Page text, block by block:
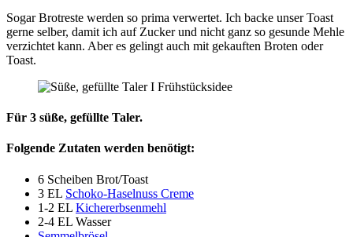
Sogar Brotreste werden so prima verwertet. Ich backe unser Toast
gerne selber, damit ich auf Zucker und nicht ganz so gesunde Mehle
verzichtet kann. Aber es gelingt auch mit gekauften Broten oder
Toast.
Für 3 süße, gefüllte Taler.
Folgende Zutaten werden benötigt:
6 Scheiben Brot/Toast
3 EL Schoko-Haselnuss Creme
1-2 EL Kichererbsenmehl
2-4 EL Wasser